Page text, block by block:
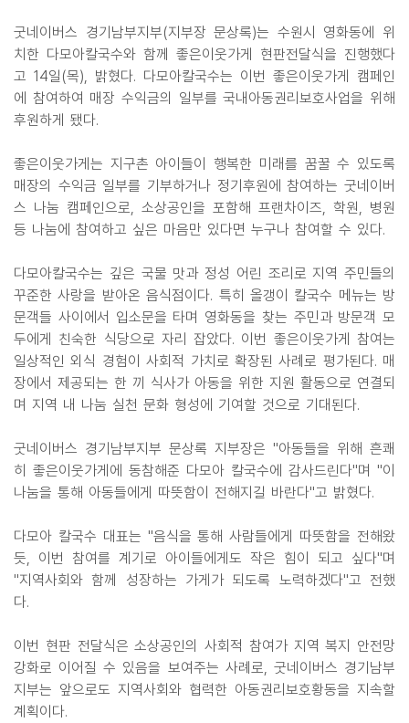
굿네이버스 경기남부지부(지부장 문상록)는 수원시 영화동에 위
치한 다모아칼국수와 함께 좋은이웃가게 현판전달식을 진행했다
고 14일(목), 밝혔다. 다모아칼국수는 이번 좋은이웃가게 캠페인
에 참여하여 매장 수익금의 일부를 국내아동권리보호사업을 위해
후원하게 됐다.
좋은이웃가게는 지구촌 아이들이 행복한 미래를 꿈꿀 수 있도록
매장의 수익금 일부를 기부하거나 정기후원에 참여하는 굿네이버
스 나눔 캠페인으로, 소상공인을 포함해 프랜차이즈, 학원, 병원
등 나눔에 참여하고 싶은 마음만 있다면 누구나 참여할 수 있다.
다모아칼국수는 깊은 국물 맛과 정성 어린 조리로 지역 주민들의
꾸준한 사랑을 받아온 음식점이다. 특히 올갱이 칼국수 메뉴는 방
문객들 사이에서 입소문을 타며 영화동을 찾는 주민과 방문객 모
두에게 친숙한 식당으로 자리 잡았다. 이번 좋은이웃가게 참여는
일상적인 외식 경험이 사회적 가치로 확장된 사례로 평가된다. 매
장에서 제공되는 한 끼 식사가 아동을 위한 지원 활동으로 연결되
며 지역 내 나눔 실천 문화 형성에 기여할 것으로 기대된다.
굿네이버스 경기남부지부 문상록 지부장은 "아동들을 위해 흔쾌
히 좋은이웃가게에 동참해준 다모아 칼국수에 감사드린다"며 "이
나눔을 통해 아동들에게 따뜻함이 전해지길 바란다"고 밝혔다.
다모아 칼국수 대표는 "음식을 통해 사람들에게 따뜻함을 전해왔
듯, 이번 참여를 계기로 아이들에게도 작은 힘이 되고 싶다"며
"지역사회와 함께 성장하는 가게가 되도록 노력하겠다"고 전했
다.
이번 현판 전달식은 소상공인의 사회적 참여가 지역 복지 안전망
강화로 이어질 수 있음을 보여주는 사례로, 굿네이버스 경기남부
지부는 앞으로도 지역사회와 협력한 아동권리보호황동을 지속할
계획이다.